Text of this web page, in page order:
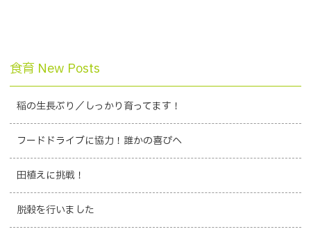
食育 New Posts
稲の生長ぶり／しっかり育ってます！
フードドライブに協力！誰かの喜びへ
田植えに挑戦！
脱穀を行いました